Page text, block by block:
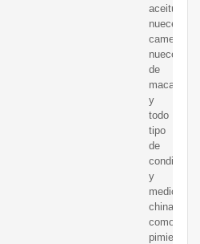
aceitunas,
nueces,
camelia,
nueces
de
y
todo
tipo
de
y
medicinas
chinas
como
pimienta,